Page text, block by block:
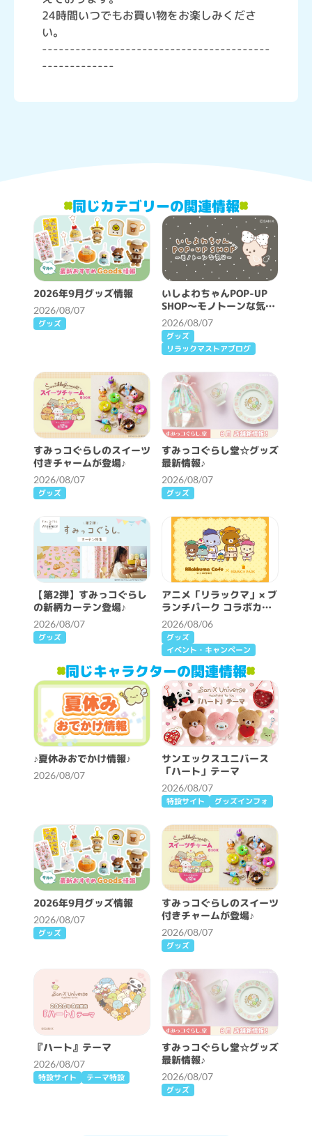
24時間いつでもお買い物をお楽しみくださ
い。
-----------------------------------------
-------------
同じカテゴリーの関連情報
2026年9月グッズ情報
2026/08/07
グッズ
いしよわちゃんPOP-UP
SHOP～モノトーンな気分
～開催決定！
2026/08/07
グッズ
リラックマストアブログ
すみっコぐらしのスイーツ
付きチャームが登場♪
2026/08/07
グッズ
すみっコぐらし堂☆グッズ
最新情報♪
2026/08/07
グッズ
【第2弾】すみっコぐらし
の新柄カーテン登場♪
2026/08/07
グッズ
アニメ「リラックマ」× ブ
ランチパーク コラボカフ
ェ開催決定！
2026/08/06
グッズ
イベント・キャンペーン
同じキャラクターの関連情報
♪夏休みおでかけ情報♪
2026/08/07
サンエックスユニバース
「ハート」テーマ
2026/08/07
特設サイト グッズインフォ
2026年9月グッズ情報
2026/08/07
グッズ
すみっコぐらしのスイーツ
付きチャームが登場♪
2026/08/07
グッズ
『ハート』テーマ
2026/08/07
特設サイト テーマ特設
すみっコぐらし堂☆グッズ
最新情報♪
2026/08/07
グッズ